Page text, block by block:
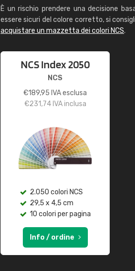
È un rischio prendere una decisione
essere sicuri del colore corretto, si
acquistare un mazzetta dei colori NCS.
NCS Index 2050
NCS
€189,95 IVA esclusa
€231,74IVA inclusa
2.050 colori NCS
29,5 x 4,5 cm
10 colori per pagina
Info / ordine